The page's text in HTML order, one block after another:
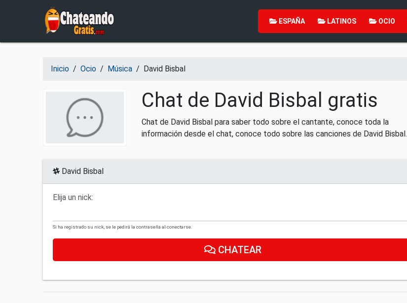
Salir del contenido
ESPAÑA LATINOS OCIO
Inicio / Ocio / Música / David Bisbal
Chat de David Bisbal gratis
Chat de David Bisbal para saber todo sobre el cantante, conoce toda la
información desde el chat, conoce todo sobre las canciones de David Bisbal.
David Bisbal
Elija un nick:
Si ha registrado su nick, se le pedirá la contraseña al conectarse.
CHATEAR